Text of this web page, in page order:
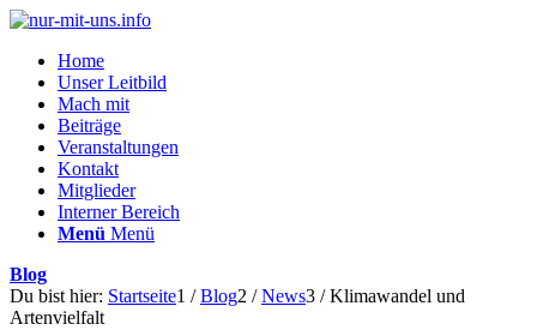
Home
Unser Leitbild
Mach mit
Beiträge
Veranstaltungen
Kontakt
Mitglieder
Interner Bereich
Menü Menü
Blog
Du bist hier: Startseite1 / Blog2 / News3 / Klimawandel und
Artenvielfalt